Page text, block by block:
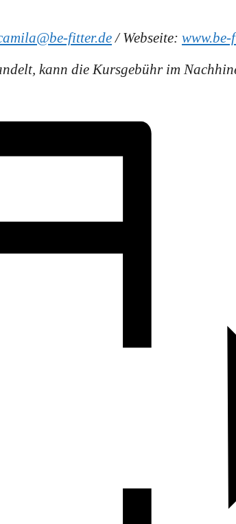
fitter.de/ Webseite: www.be-
kann die Kursgebühr im